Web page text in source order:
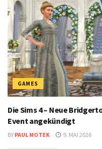
GAMES
Die Sims 4 – Neue
Event angekündigt
BY PAUL MOTEK 9. MAI 2026